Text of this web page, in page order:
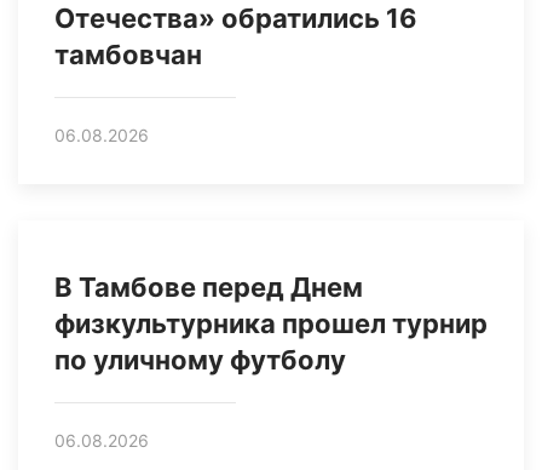
Отечества» обратились 16
тамбовчан
06.08.2026
В Тамбове перед Днем
физкультурника прошел турнир
по уличному футболу
06.08.2026